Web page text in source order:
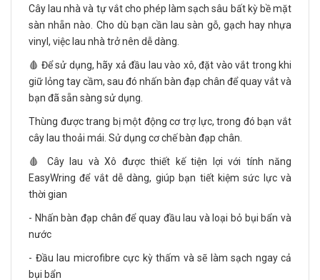
Cây lau nhà và tự vắt cho phép làm sạch sâu bất kỳ bề mặt
sàn nhẵn nào. Cho dù bạn cần lau sàn gỗ, gạch hay nhựa
vinyl, việc lau nhà trở nên dễ dàng.
🩸 Để sử dụng, hãy xả đầu lau vào xô, đặt vào vắt trong khi
giữ lỏng tay cầm, sau đó nhấn bàn đạp chân để quay vắt và
bạn đã sẵn sàng sử dụng.
Thùng được trang bị một động cơ trợ lực, trong đó bạn vắt
cây lau thoải mái. Sử dụng cơ chế bàn đạp chân.
🩸 Cây lau và Xô được thiết kế tiện lợi với tính năng
EasyWring để vắt dễ dàng, giúp bạn tiết kiệm sức lực và
thời gian
- Nhấn bàn đạp chân để quay đầu lau và loại bỏ bụi bẩn và
nước
- Đầu lau microfibre cực kỳ thấm và sẽ làm sạch ngay cả
bụi bẩn